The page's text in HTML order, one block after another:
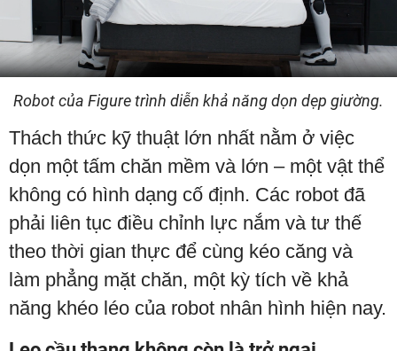
Robot của Figure trình diễn khả năng dọn dẹp giường.
Thách thức kỹ thuật lớn nhất nằm ở việc
dọn một tấm chăn mềm và lớn – một vật thể
không có hình dạng cố định. Các robot đã
phải liên tục điều chỉnh lực nắm và tư thế
theo thời gian thực để cùng kéo căng và
làm phẳng mặt chăn, một kỳ tích về khả
năng khéo léo của robot nhân hình hiện nay.